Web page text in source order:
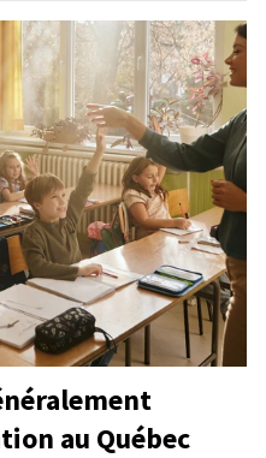
au Québec